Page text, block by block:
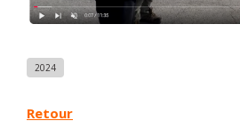
2024
Retour